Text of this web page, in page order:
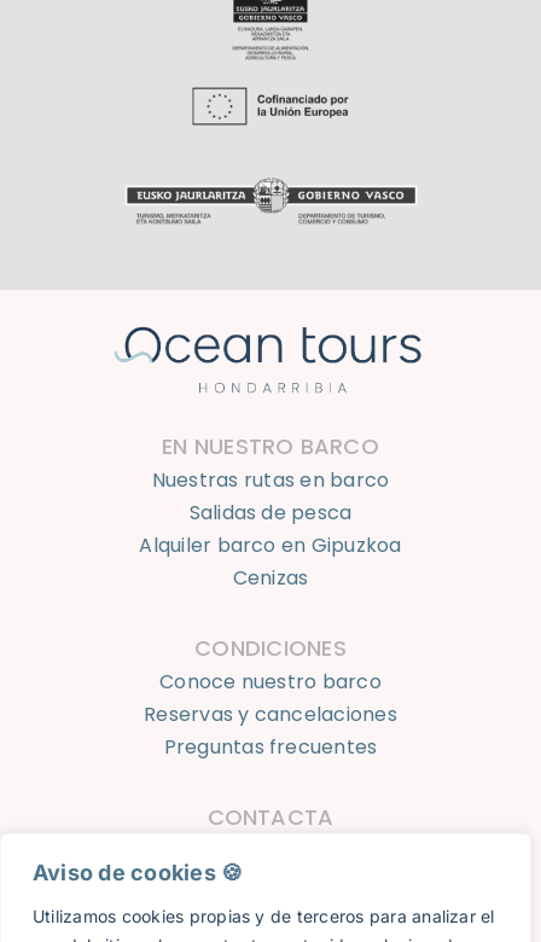
Aviso de cookies 🍪​
Utilizamos cookies propias y de terceros para analizar el
EN NUESTRO BARCO
Nuestras rutas en barco
Salidas de pesca
Alquiler barco en Gipuzkoa
Cenizas
CONDICIONES
Conoce nuestro barco
Reservas y cancelaciones
Preguntas frecuentes
CONTACTA
info@oceantourshondarribia.com